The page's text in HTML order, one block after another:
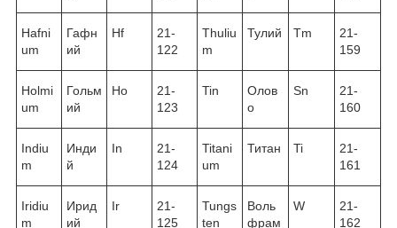
Hafni
um
Гафн
ий
Hf
21-
122
Thuliu
m
Тулий Tm
21-
159
Holmi
um
Гольм
ий
Ho
21-
123
Tin
Олов
о
Sn
21-
160
Indiu
m
Инди
й
In
21-
124
Titani
um
Титан Ti
21-
161
Iridiu
m
Ирид
ий
Ir
21-
125
Tungs
ten
Воль
фрам
W
21-
162